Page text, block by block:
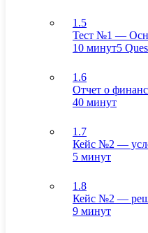
1.5
Тест №1 —
10 минут5
1.6
Отчет о
40 минут
1.7
Кейс №2 —
5 минут
1.8
Кейс №2 —
9 минут